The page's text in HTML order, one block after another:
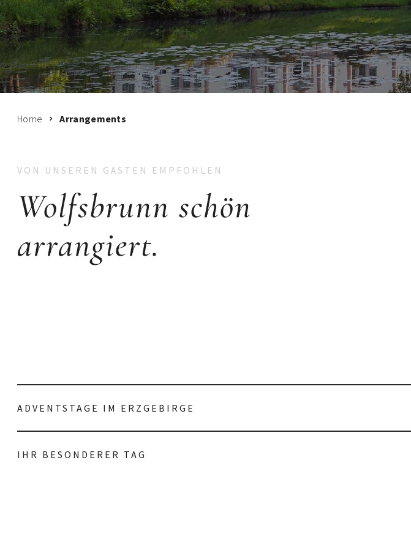
Home Arrangements
VON UNSEREN GÄSTEN EMPFOHLEN
Wolfsbrunn schön
arrangiert.
ADVENTSTAGE IM ERZGEBIRGE
IHR BESONDERER TAG